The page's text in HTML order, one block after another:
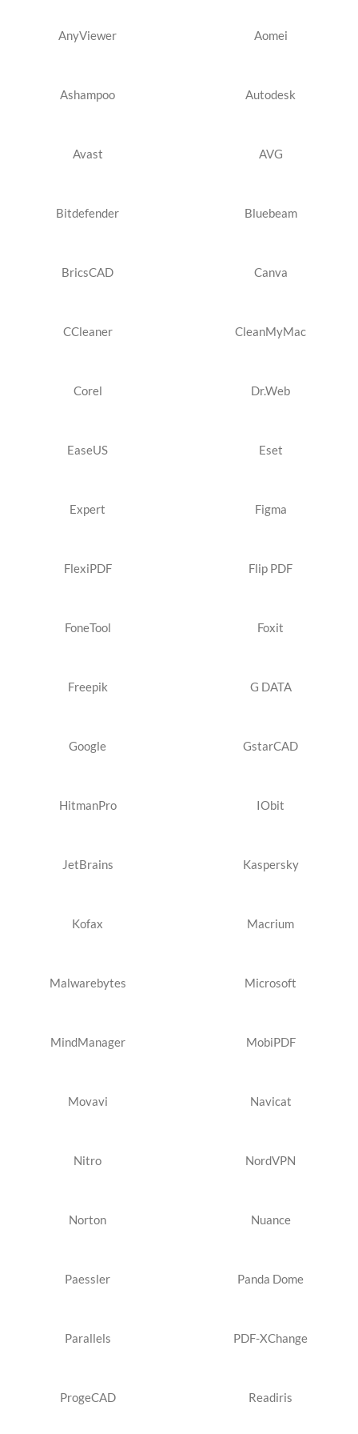
AnyViewer Aomei
Ashampoo Autodesk
Avast AVG
Bitdefender Bluebeam
BricsCAD Canva
CCleaner CleanMyMac
Corel Dr.Web
EaseUS Eset
Expert Figma
FlexiPDF Flip PDF
FoneTool Foxit
Freepik G DATA
Google GstarCAD
HitmanPro IObit
JetBrains Kaspersky
Kofax Macrium
Malwarebytes Microsoft
MindManager MobiPDF
Movavi Navicat
Nitro NordVPN
Norton Nuance
Paessler Panda Dome
Parallels PDF-XChange
ProgeCAD Readiris